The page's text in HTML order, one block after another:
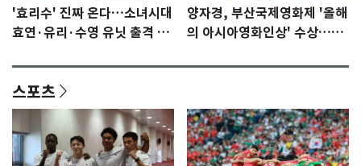
'효리수' 진짜 온다…소녀시대
효연·유리·수영 유닛 출격 [N
양자경, 부산국제영화제 '올해
의 아시아영화인상' 수상…15
스포츠